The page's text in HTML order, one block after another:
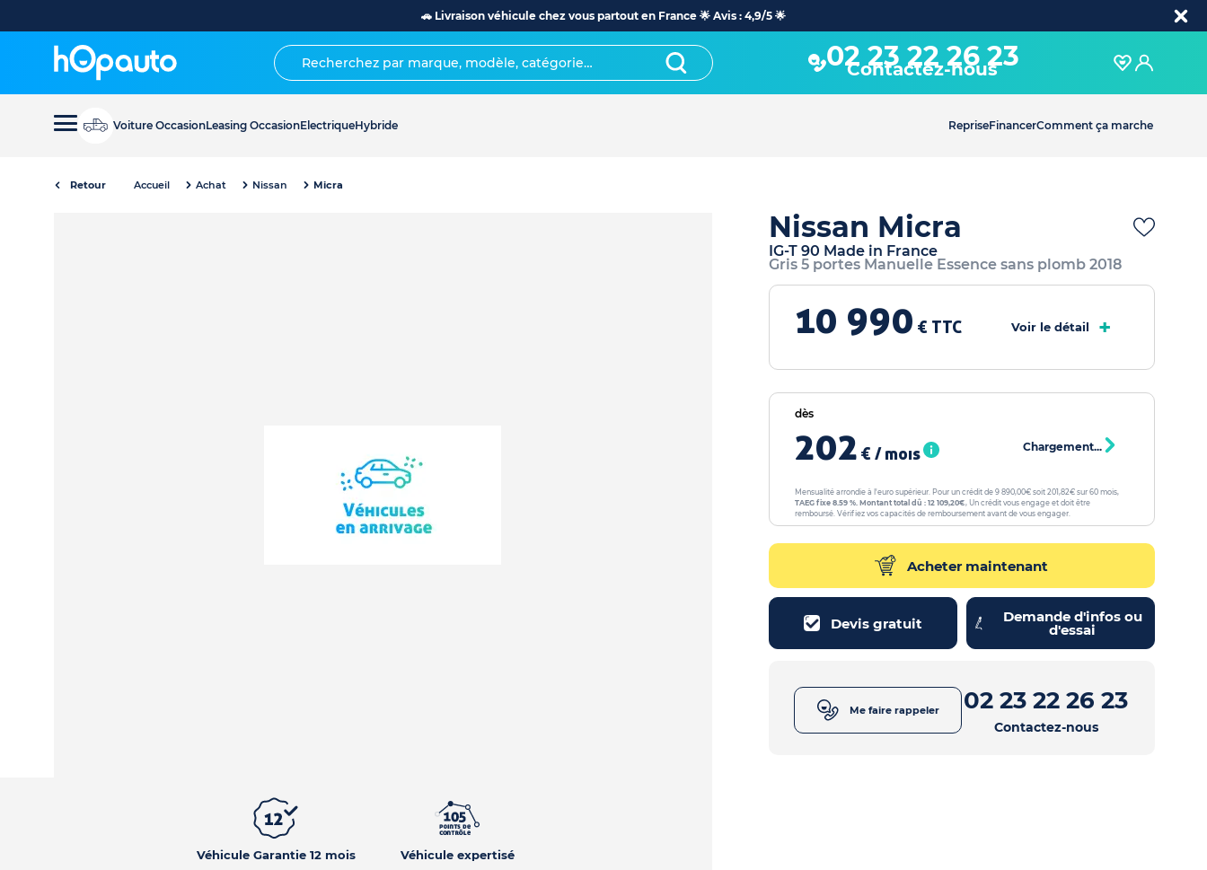
🚗 Livraison véhicule chez vous partout en France 🌟 Avis : 4,9/5 🌟
02 23 22 26 23
Contactez-nous
Voiture OccasionLeasing OccasionElectriqueHybride RepriseFinancerComment ça marche
Retour Accueil Achat Nissan Micra
Véhicule Garantie 12 mois Véhicule expertisé
Nissan Micra
IG-T 90 Made in France
Gris 5 portes Manuelle Essence sans plomb 2018
10 990 € TTC Voir le détail +
dès
202 € / mois Chargement...
Mensualité arrondie à l'euro supérieur. Pour un crédit de 9 890,00€ soit 201,82€ sur 60 mois,
TAEG fixe 8.59 %. Montant total dû : 12 109,20€, Un crédit vous engage et doit être
remboursé. Vérifiez vos capacités de remboursement avant de vous engager.
Acheter maintenant
Devis gratuit Demande d'infos ou
d'essai
Me faire rappeler 02 23 22 26 23
Contactez-nous